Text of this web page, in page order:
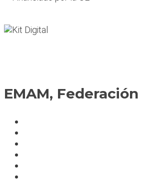
EMAM, Federación